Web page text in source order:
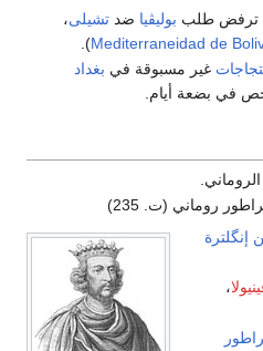
ترفض طلب بوليڤيا ضدتشيلى،
Mediterraneidad de
).
غير مسبوقة في بغداد
روماني (ت. 235)
إنگلترة
،